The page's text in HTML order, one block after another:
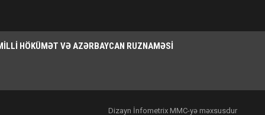
HÖKÜMƏT VƏ AZƏRBAYCAN RUZNAMƏSI
Dizayn İnfometrix MMC-yə məxsusdur